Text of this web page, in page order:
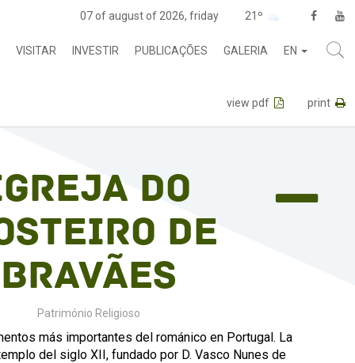
07 of august of 2026, friday 21º
VISITAR INVESTIR PUBLICAÇÕES GALERIA EN
view pdf print
do
de
Bravães
Património Religioso
más importantes del románico en Portugal. La
del siglo XII, fundado por D. Vasco Nunes de